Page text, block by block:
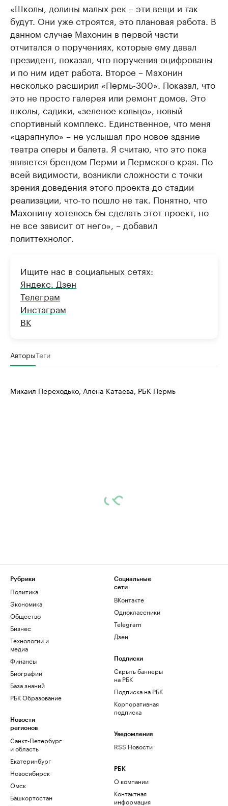
«Школы, долины малых рек – эти вещи и так
будут. Они уже строятся, это плановая работа. В
данном случае Махонин в первой части
отчитался о поручениях, которые ему давал
президент, показал, что поручения оцифрованы
и по ним идет работа. Второе – Махонин
несколько расширил «Пермь-300». Показал, что
это не просто галерея или ремонт домов. Это
школы, садики, «зеленое кольцо», новый
спортивный комплекс. Единственное, что меня
«царапнуло» – не услышал про новое здание
театра оперы и балета. Я считаю, что это пока
является брендом Перми и Пермского края. По
всей видимости, возникли сложности с точки
зрения доведения этого проекта до стадии
реализации, что-то пошло не так. Понятно, что
Махонину хотелось бы сделать этот проект, но
не все зависит от него», – добавил
политтехнолог.
Ищите нас в социальных сетях:
Яндекс. Дзен
Телеграм
Инстаграм
ВК
АвторыТеги
Михаил Переходько, Алёна Катаева, РБК Пермь
Рубрики
Политика
Экономика
Общество
Бизнес
Технологии и
медиа
Финансы
Биографии
База знаний
РБК Образование
Новости
регионов
Санкт-Петербург
и область
Екатеринбург
Новосибирск
Омск
Башкортостан
Социальные
сети
ВКонтакте
Одноклассники
Telegram
Дзен
Подписки
Скрыть баннеры
на РБК
Подписка на РБК
Корпоративная
подписка
Уведомления
RSS Новости
РБК
О компании
Контактная
информация